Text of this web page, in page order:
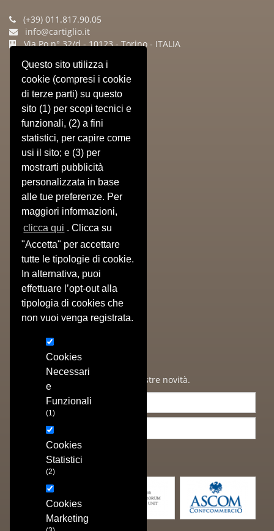
(+39) 011.817.90.05
info@cartiglio.it
Via Po n° 32/d - 10123 - Torino - ITALIA
Sitemap
» HOME
» CHI SIAMO
» IL NEGOZIO
» EVENTI
» PRESS
» CONTATTI
» CARRELLO
» Informativa Privacy
» Condizioni Di Vendita
» Utilizzo Dei Cookie
Prodotti
» Libri Antichi
» Stampe Antiche
» Stampe Moderne
» Poster/Manifesti
» Oggetti & Dipinti
» Autografi
Newsletter
Iscriviti per ricevere tutte le nostre novità.
ISCRIVIMI
Questo sito utilizza i
cookie (compresi i cookie
di terze parti) su questo
sito (1) per scopi tecnici e
funzionali, (2) a fini
statistici, per capire come
usi il sito; e (3) per
mostrarti pubblicità
personalizzata in base
alle tue preferenze. Per
maggiori informazioni,
clicca qui . Clicca su
"Accetta" per accettare
tutte le tipologie di cookie.
In alternativa, puoi
effettuare l’opt-out alla
tipologia di cookies che
non vuoi venga registrata.
Cookies
Necessari
e
Funzionali
(1)
Cookies
Statistici
(2)
Cookies
Marketing